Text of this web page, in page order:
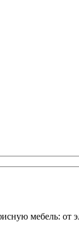
мебель: от